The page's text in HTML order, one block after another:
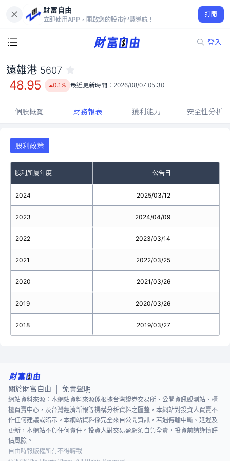
財富自由
立即使用APP，開啟您的股市智慧導航！
打開
登入
48.95
0.1%
遠雄港 5607
48.95 0.1% 最近更新時間： 2026/08/07 05:30
個股概覽 財務報表 獲利能力 安全性分析
股利政策
股利所屬年度 公告日
2024
2023
2022
2021
2020
2019
2018
2025/03/12
2024/04/09
2023/03/14
2022/03/25
2021/03/26
2020/03/26
2019/03/27
關於財富自由 免責聲明
網站資料來源：本網站資料來源係根據台灣證券交易所、公開資訊觀測站、櫃
檯買賣中心，及台灣經濟新報等機構分析資料之匯整，本網站對投資人買賣不
作任何建議或暗示。本網站資料係完全來自公開資訊，若遇傳輸中斷、延遲及
更新，本網站不負任何責任。投資人對交易盈虧須自負全責，投資前請謹慎評
估風險。
自由時報版權所有不得轉載